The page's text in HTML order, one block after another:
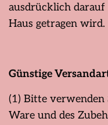
ausdrücklich darauf
Haus getragen wird.
Günstige
(1) Bitte verwenden
Ware und des